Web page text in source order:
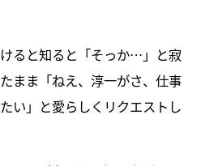
ると知ると「そっか…」と寂
まま「ねえ、淳一がさ、仕事
い」と愛らしくリクエストし